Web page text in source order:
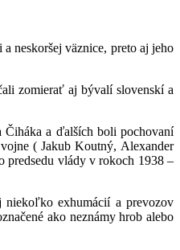
neskoršej väznice, preto aj jeho
zomierať aj bývalí slovenskí a
Čiháka a ďalších boli pochovaní
( Jakub Koutný, Alexander
predsedu vlády v rokoch 1938 –
niekoľko exhumácií a prevozov
ako neznámy hrob alebo